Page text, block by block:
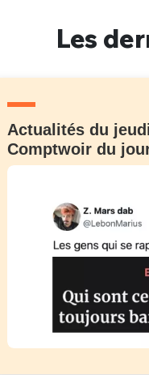
Les
Actualités du
Comptwoir du